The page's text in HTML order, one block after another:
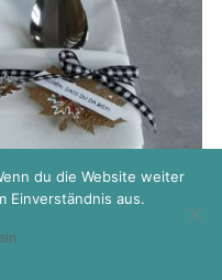
du die Website weiter
Einverständnis aus.